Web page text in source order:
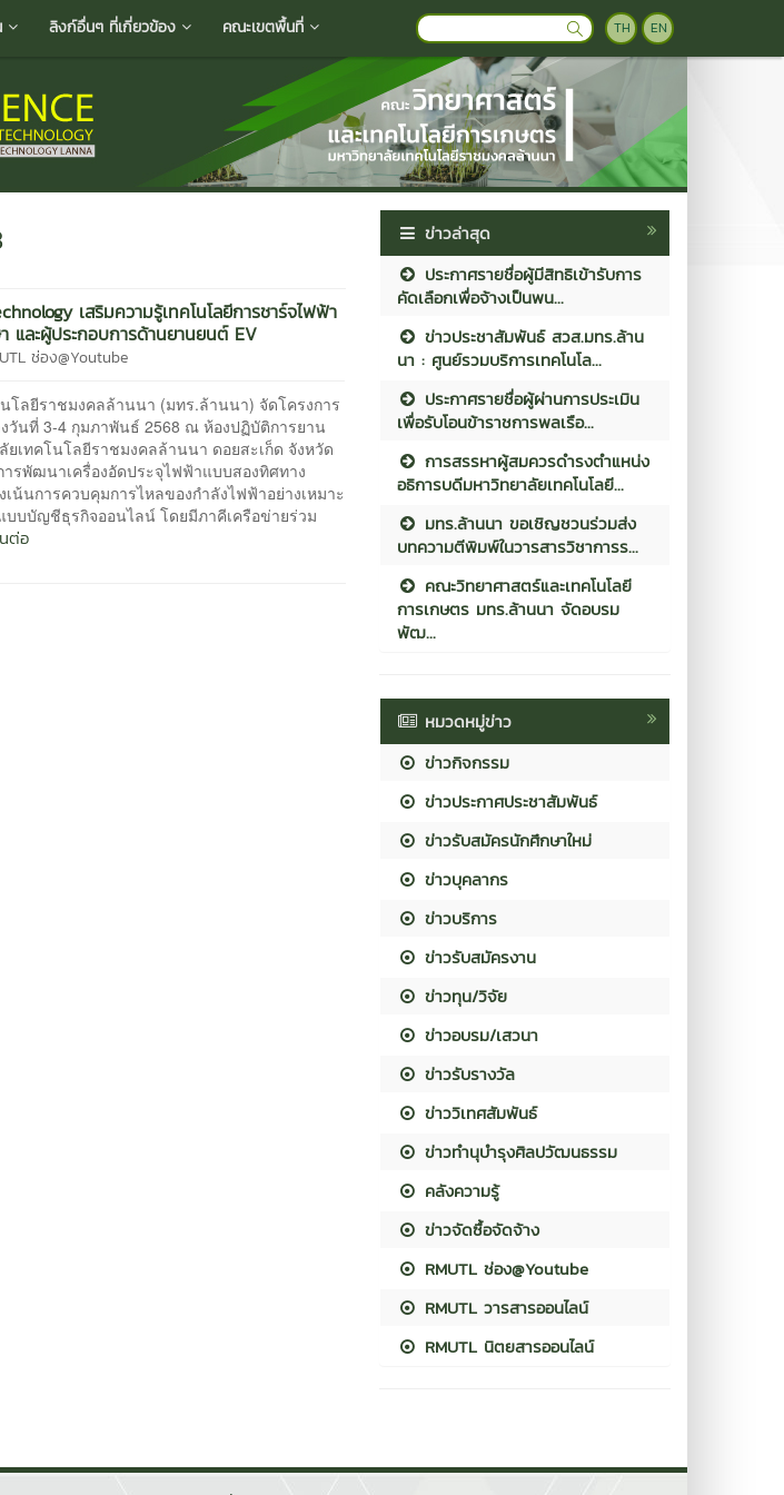
ลิงก์อื่นๆ ที่เกี่ยวข้อง คณะเขตพื้นที่ TH EN
เสริมความรู้เทคโนโลยีการชาร์จไฟฟ้า
ละผู้ประกอบการด้านยานยนต์ EV
ช่อง@Youtube
ลยีราชมงคลล้านนา (มทร.ล้านนา) จัดโครงการ
งวันที่ 3-4 กุมภาพันธ์ 2568 ณ ห้องปฏิบัติการยาน
เทคโนโลยีราชมงคลล้านนา ดอยสะเก็ด จังหวัด
รพัฒนาเครื่องอัดประจุไฟฟ้าแบบสองทิศทาง
นการควบคุมการไหลของกำลังไฟฟ้าอย่างเหมาะ
บบัญชีธุรกิจออนไลน์ โดยมีภาคีเครือข่ายร่วม
ต่อ
ข่าวล่าสุด
ประกาศรายชื่อผู้มีสิทธิเข้ารับการ
คัดเลือกเพื่อจ้างเป็นพน...
ข่าวประชาสัมพันธ์ สวส.มทร.ล้าน
นา : ศูนย์รวมบริการเทคโนโล...
ประกาศรายชื่อผู้ผ่านการประเมิน
เพื่อรับโอนข้าราชการพลเรือ...
การสรรหาผู้สมควรดำรงตำแหน่ง
อธิการบดีมหาวิทยาลัยเทคโนโลยี...
มทร.ล้านนา ขอเชิญชวนร่วมส่ง
บทความตีพิมพ์ในวารสารวิชาการร...
คณะวิทยาศาสตร์และเทคโนโลยี
การเกษตร มทร.ล้านนา จัดอบรม
พัฒ...
หมวดหมู่ข่าว
ข่าวกิจกรรม
ข่าวประกาศประชาสัมพันธ์
ข่าวรับสมัครนักศึกษาใหม่
ข่าวบุคลากร
ข่าวบริการ
ข่าวรับสมัครงาน
ข่าวทุน/วิจัย
ข่าวอบรม/เสวนา
ข่าวรับรางวัล
ข่าววิเทศสัมพันธ์
ข่าวทำนุบำรุงศิลปวัฒนธรรม
คลังความรู้
ข่าวจัดซื้อจัดจ้าง
RMUTL ช่อง@Youtube
RMUTL วารสารออนไลน์
RMUTL นิตยสารออนไลน์